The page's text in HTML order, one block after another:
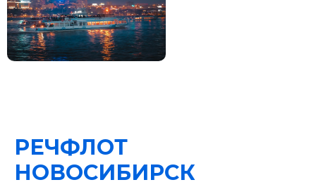
РЕЧФЛОТ
НОВОСИБИРСК